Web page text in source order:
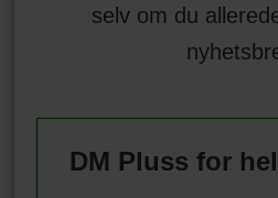
selv om du
DM Pluss for